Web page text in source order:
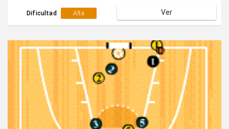
sacador (2).
Dificultad Alta Ver